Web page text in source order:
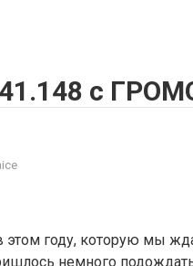
41.148 с
этом году, которую мы
немного